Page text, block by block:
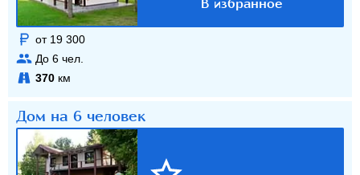
от 19 300
До 6 чел.
370 км
Дом на 6 человек